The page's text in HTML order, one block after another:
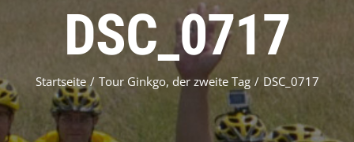
DSC_0717
Startseite / Tour Ginkgo, der zweite Tag / DSC_0717